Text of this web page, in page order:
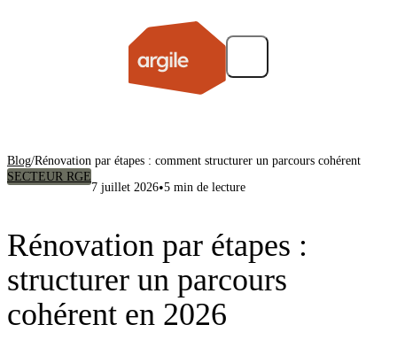
Blog/Rénovation par étapes : comment structurer un parcours cohérent
SECTEUR RGE
7 juillet 2026•5 min de lecture
Rénovation par étapes :
structurer un parcours
cohérent en 2026